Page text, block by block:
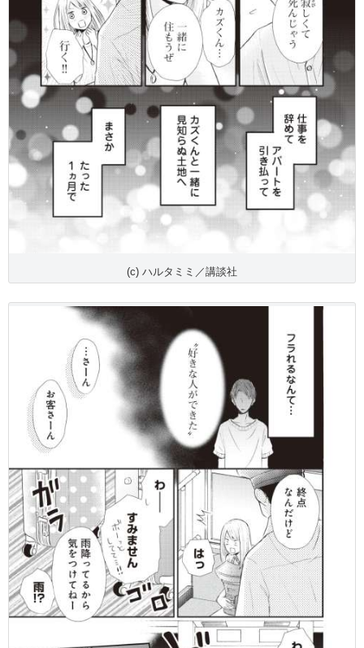
(c) ハルタミミ／講談社